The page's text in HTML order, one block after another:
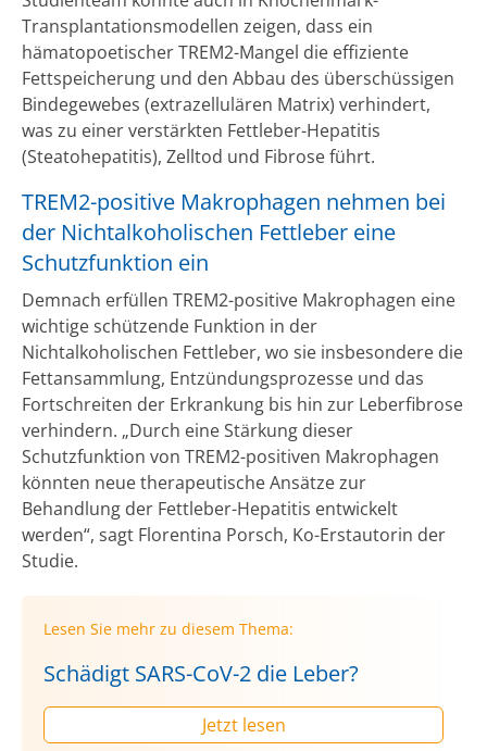
Transplantationsmodellen zeigen, dass ein
hämatopoetischer TREM2-Mangel die effiziente
Fettspeicherung und den Abbau des überschüssigen
Bindegewebes (extrazellulären Matrix) verhindert,
was zu einer verstärkten Fettleber-Hepatitis
(Steatohepatitis), Zelltod und Fibrose führt.
TREM2-positive Makrophagen nehmen bei
der Nichtalkoholischen Fettleber eine
Schutzfunktion ein
Demnach erfüllen TREM2-positive Makrophagen eine
wichtige schützende Funktion in der
Nichtalkoholischen Fettleber, wo sie insbesondere die
Fettansammlung, Entzündungsprozesse und das
Fortschreiten der Erkrankung bis hin zur Leberfibrose
verhindern. „Durch eine Stärkung dieser
Schutzfunktion von TREM2-positiven Makrophagen
könnten neue therapeutische Ansätze zur
Behandlung der Fettleber-Hepatitis entwickelt
werden“, sagt Florentina Porsch, Ko-Erstautorin der
Studie.
Lesen Sie mehr zu diesem Thema:
Schädigt SARS-CoV-2 die Leber?
Jetzt lesen